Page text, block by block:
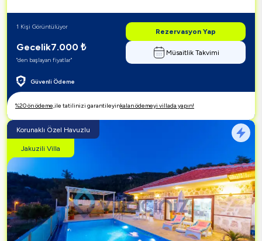
Güvenli Ödeme
Gecelik7.000 ₺
"den başlayan fiyatlar"
1 Kişi Görüntülüyor
Rezervasyon Yap
Müsaitlik Takvimi
%20 ön ödeme,ile tatilinizi garantileyinkalan ödemeyi villada yapın!
Korunaklı Özel Havuzlu
Jakuzili Villa